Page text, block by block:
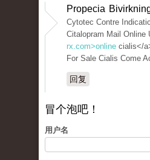
Propecia
Cytotec Contre
Citalopram Mail Online
rx.com>online cialis</
For Sale Cialis Come
回复
冒个泡吧！
用户名